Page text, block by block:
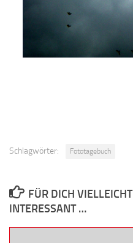
Schlagwörter: Fototagebuch
FÜR DICH
INTERESSANT …